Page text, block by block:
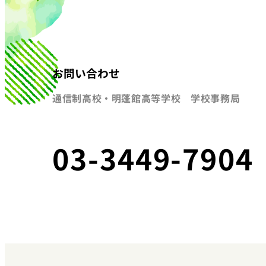
お問い合わせ
通信制高校・明蓬館高等学校 学校事務局
03-3449-7904